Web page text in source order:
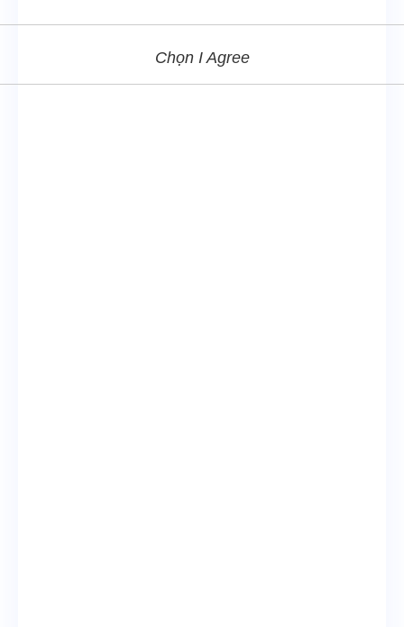
Chọn I Agree